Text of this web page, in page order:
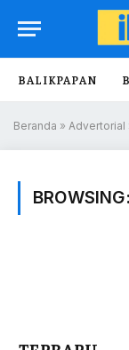
BALIKPAPAN
Beranda » Advertorial
BROWSING: